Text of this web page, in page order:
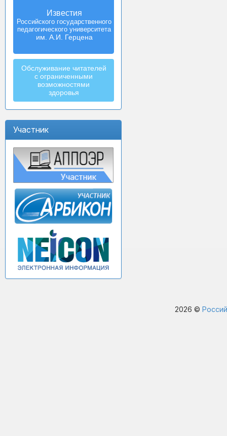
Известия
Российского государственного
педагогического университета
им. А.И. Герцена
Izvestia:
Herzen University
Journal of
Humanities & Sciences
Обслуживание читателей
с ограниченными
возможностями
здоровья
Участник
2026 ©